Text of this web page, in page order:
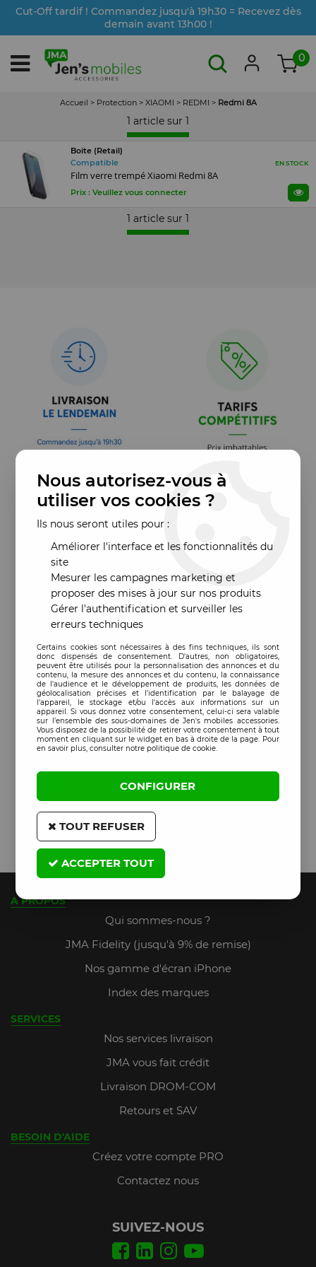
Cut-Off tardif ! Commandez jusqu'à 19h30 = Recevez dès
demain avant 13h00 !
0
Accueil > Protection > XIAOMI > REDMI > Redmi 8A
1 article sur 1
Boite (Retail)
Compatible
EN STOCK
Film verre trempé Xiaomi Redmi 8A
Prix : Veuillez vous connecter
1 article sur 1
A PROPOS
Qui sommes-nous ?
JMA Fidelity (jusqu'à 9% de remise)
Nos gamme d'écran iPhone
Index des marques
SERVICES
Nos services livraison
JMA vous fait crédit
Livraison DROM-COM
Retours et SAV
BESOIN D'AIDE
Créez votre compte PRO
Contactez nous
SUIVEZ-NOUS
Nous autorisez-vous à
utiliser vos cookies ?
Ils nous seront utiles pour :
Améliorer l'interface et les fonctionnalités du
site
Mesurer les campagnes marketing et
proposer des mises à jour sur nos produits
Gérer l'authentification et surveiller les
erreurs techniques
Certains cookies sont nécessaires à des fins techniques, ils sont
donc dispensés de consentement. D'autres, non obligatoires,
peuvent être utilisés pour la personnalisation des annonces et du
contenu, la mesure des annonces et du contenu, la connaissance
de l'audience et le développement de produits, les données de
géolocalisation précises et l'identification par le balayage de
l'appareil, le stockage et/ou l'accès aux informations sur un
appareil. Si vous donnez votre consentement, celui-ci sera valable
sur l’ensemble des sous-domaines de Jen's mobiles accessories.
Vous disposez de la possibilité de retirer votre consentement à tout
moment en cliquant sur le widget en bas à droite de la page. Pour
en savoir plus, consulter notre politique de cookie.
CONFIGURER
TOUT REFUSER
ACCEPTER TOUT